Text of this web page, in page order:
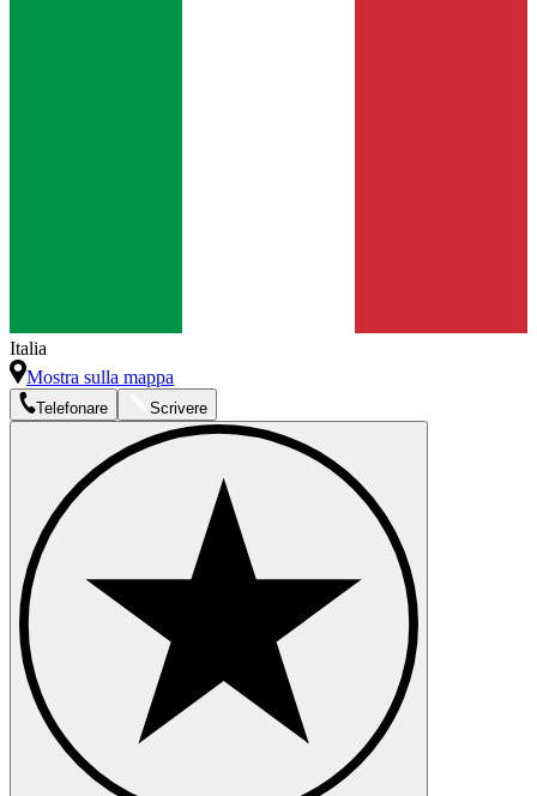
Italia
Mostra sulla mappa
Telefonare Scrivere